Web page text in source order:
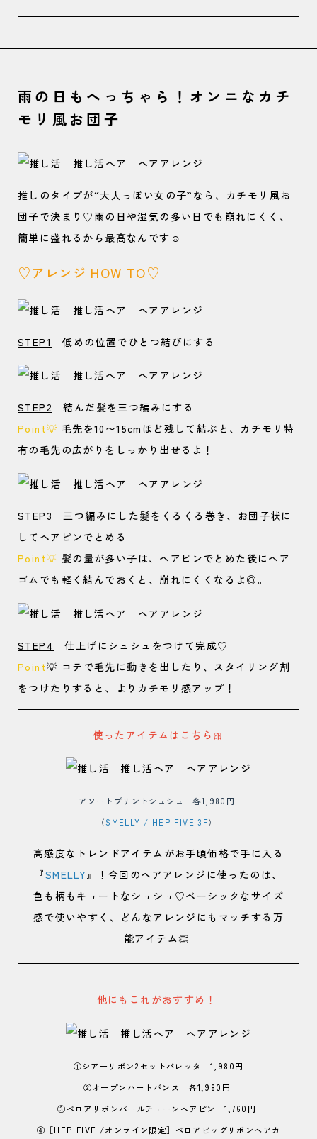
雨の日もへっちゃら！オンニなカチ
モリ風お団子
推しのタイプが“大人っぽい女の子”なら、カチモリ風お
団子で決まり♡雨の日や湿気の多い日でも崩れにくく、
簡単に盛れるから最高なんです☺️
♡アレンジ HOW TO♡
STEP1 低めの位置でひとつ結びにする
STEP2 結んだ髪を三つ編みにする
Point💡 毛先を10〜15cmほど残して結ぶと、カチモリ特
有の毛先の広がりをしっかり出せるよ！
STEP3 三つ編みにした髪をくるくる巻き、お団子状に
してヘアピンでとめる
Point💡 髪の量が多い子は、ヘアピンでとめた後にヘア
ゴムでも軽く結んでおくと、崩れにくくなるよ◎。
STEP4 仕上げにシュシュをつけて完成♡
Point💡 コテで毛先に動きを出したり、スタイリング剤
をつけたりすると、よりカチモリ感アップ！
使ったアイテムはこちら🎀
アソートプリントシュシュ 各1,980円
（SMELLY / HEP FIVE 3F）
高感度なトレンドアイテムがお手頃価格で手に入る
『SMELLY』！今回のヘアアレンジに使ったのは、
色も柄もキュートなシュシュ♡ベーシックなサイズ
感で使いやすく、どんなアレンジにもマッチする万
能アイテム👏
他にもこれがおすすめ！
①シアーリボン2セットバレッタ 1,980円
②オープンハートバンス 各1,980円
③ベロアリボンパールチェーンヘアピン 1,760円
④［HEP FIVE /オンライン限定］ベロアビッグリボンヘアカ